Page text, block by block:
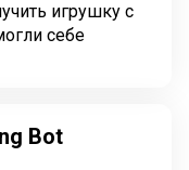
игрушку с
себе
Bot